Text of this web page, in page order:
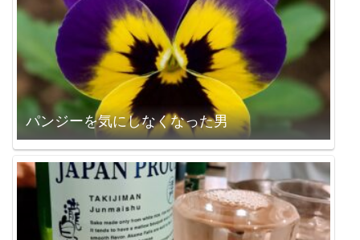
パンジーを気にしなくなった男